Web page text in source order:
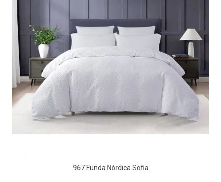
967 Funda Nórdica Sofia